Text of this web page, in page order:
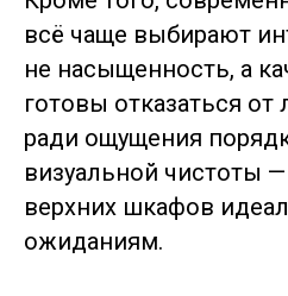
всё чаще выбирают
не насыщенность, а
готовы отказаться
ради ощущения
визуальной чистоты
верхних шкафов
ожиданиям.